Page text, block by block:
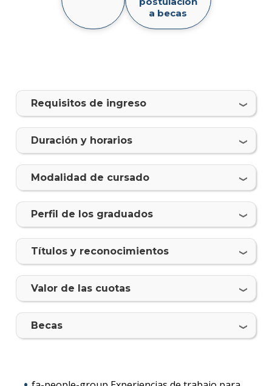
Qué
los
Por
qué
en
y
Becas
a becas
Requisitos de ingreso
Duración y horarios
Modalidad de cursado
Perfil de los graduados
Tí­tulos y reconocimientos
Valor de las cuotas
Becas